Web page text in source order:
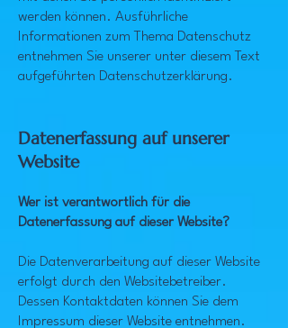
werden können. Ausführliche
Informationen zum Thema Datenschutz
entnehmen Sie unserer unter diesem Text
aufgeführten Datenschutzerklärung.
Datenerfassung auf unserer
Website
Wer ist verantwortlich für die
Datenerfassung auf dieser Website?
Die Datenverarbeitung auf dieser Website
erfolgt durch den Websitebetreiber.
Dessen Kontaktdaten können Sie dem
Impressum dieser Website entnehmen.